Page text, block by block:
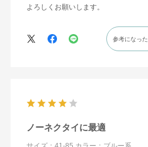
よろしくお願いします。
参考になった
ノーネクタイに最適